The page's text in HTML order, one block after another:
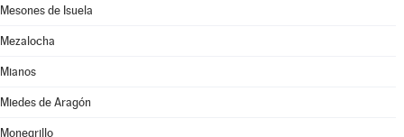
Mesones de Isuela
Mezalocha
Mianos
Miedes de Aragón
Monegrillo